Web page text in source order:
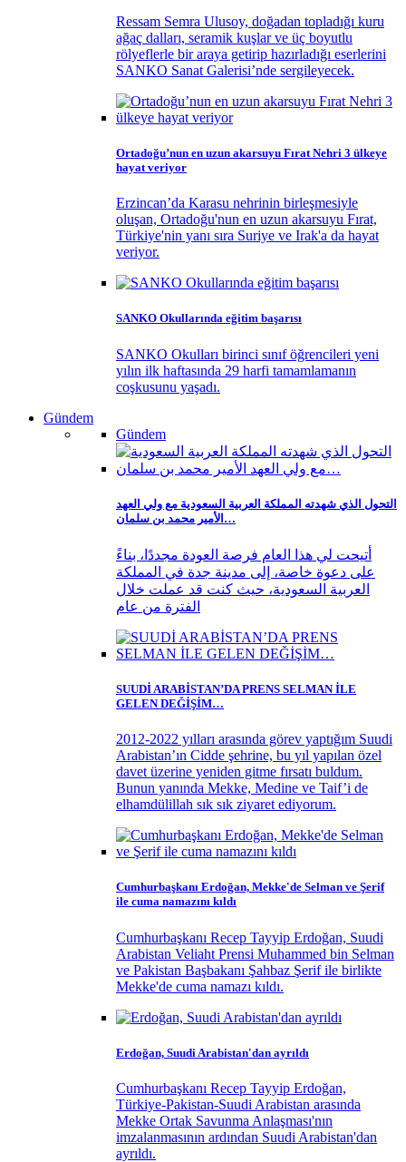
Ressam Semra Ulusoy, doğadan topladığı kuru
ağaç dalları, seramik kuşlar ve üç boyutlu
rölyeflerle bir araya getirip hazırladığı eserlerini
SANKO Sanat Galerisi’nde sergileyecek.
Ortadoğu’nun en uzun akarsuyu Fırat Nehri 3 ülkeye
hayat veriyor
Erzincan’da Karasu nehrinin birleşmesiyle
oluşan, Ortadoğu'nun en uzun akarsuyu Fırat,
Türkiye'nin yanı sıra Suriye ve Irak'a da hayat
veriyor.
SANKO Okullarında eğitim başarısı
SANKO Okulları birinci sınıf öğrencileri yeni
yılın ilk haftasında 29 harfi tamamlamanın
coşkusunu yaşadı.
Gündem
Gündem
التحول الذي شهدته المملكة العربية السعودية مع ولي العهد
الأمير محمد بن سلمان…
أتيحت لي هذا العام فرصة العودة مجددًا، بناءً
على دعوة خاصة، إلى مدينة جدة في المملكة
العربية السعودية، حيث كنت قد عملت خلال
الفترة من عام
SUUDİ ARABİSTAN’DA PRENS SELMAN İLE
GELEN DEĞİŞİM…
2012-2022 yılları arasında görev yaptığım Suudi
Arabistan’ın Cidde şehrine, bu yıl yapılan özel
davet üzerine yeniden gitme fırsatı buldum.
Bunun yanında Mekke, Medine ve Taif’i de
elhamdülillah sık sık ziyaret ediyorum.
Cumhurbaşkanı Erdoğan, Mekke'de Selman ve Şerif
ile cuma namazını kıldı
Cumhurbaşkanı Recep Tayyip Erdoğan, Suudi
Arabistan Veliaht Prensi Muhammed bin Selman
ve Pakistan Başbakanı Şahbaz Şerif ile birlikte
Mekke'de cuma namazı kıldı.
Erdoğan, Suudi Arabistan'dan ayrıldı
Cumhurbaşkanı Recep Tayyip Erdoğan,
Türkiye-Pakistan-Suudi Arabistan arasında
Mekke Ortak Savunma Anlaşması'nın
imzalanmasının ardından Suudi Arabistan'dan
ayrıldı.